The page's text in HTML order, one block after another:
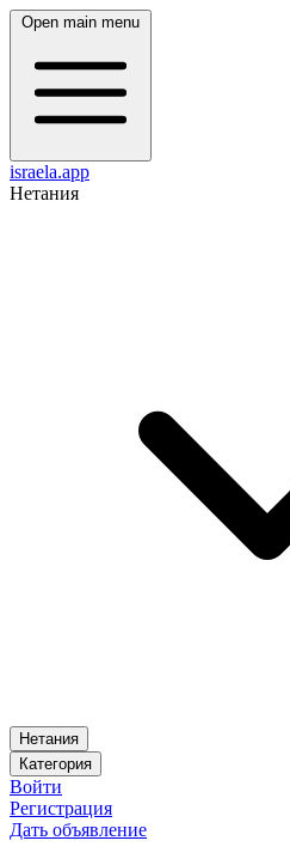
Open main menu
israela.app
Нетания
Нетания
Категория
Войти
Регистрация
Дать объявление